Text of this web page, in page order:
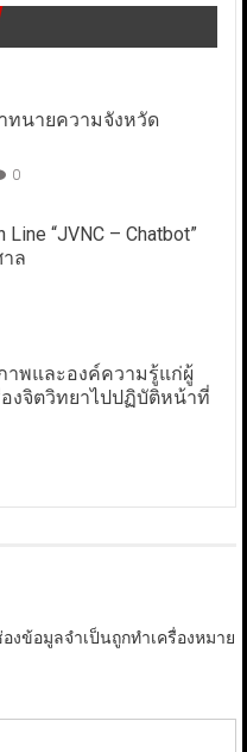
ทนายความจังหวัด
0
“JVNC – Chatbot”
ล
าพและองค์ความรู้แก่ผู้
งจิตวิทยาไปปฏิบัติหน้าที่
งข้อมูลจำเป็นถูกทำเครื่องหมาย